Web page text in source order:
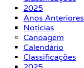
2025
Anos Anteriores
Notícias
Canoagem
Calendário
Classificações